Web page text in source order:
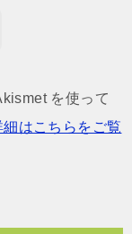
を使って
はこちらをご覧